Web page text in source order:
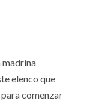
madrina
elenco que
comenzar